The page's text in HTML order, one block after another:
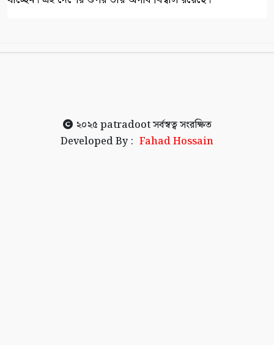
২০২৫ patradootসর্বস্বত্ব সংরক্ষিত
Developed By : Fahad Hossain